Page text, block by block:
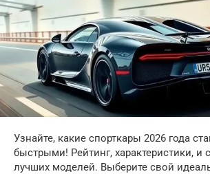
Узнайте, какие спорткары 2026 года
быстрыми! Рейтинг, характеристики, и
лучших моделей. Выберите свой